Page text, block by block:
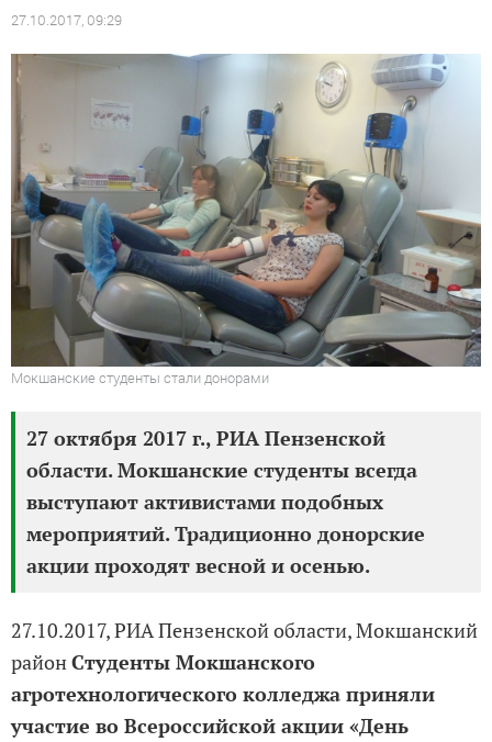
27.10.2017, 09:29
Мокшанские студенты стали донорами
27 октября 2017 г., РИА Пензенской
области. Мокшанские студенты всегда
выступают активистами подобных
мероприятий. Традиционно донорские
акции проходят весной и осенью.
27.10.2017, РИА Пензенской области, Мокшанский
районСтуденты Мокшанского
агротехнологического колледжа приняли
участие во Всероссийской акции «День